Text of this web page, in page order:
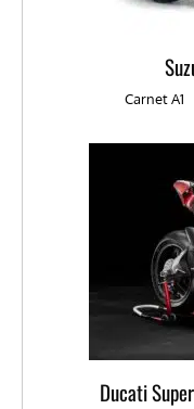
Carnet A1
Ducati